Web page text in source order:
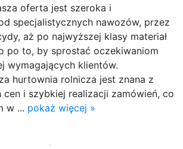
oferta jest szeroka i
specjalistycznych nawozów, przez
aż po najwyższej klasy materiał
po to, by sprostać oczekiwaniom
wymagających klientów.
hurtownia rolnicza jest znana z
cen i szybkiej realizacji zamówień, co
w ... pokaż więcej »